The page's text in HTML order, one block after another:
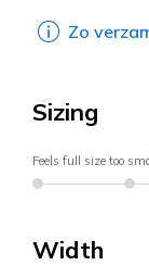
Zo
Sizing
Feels full size too
Width